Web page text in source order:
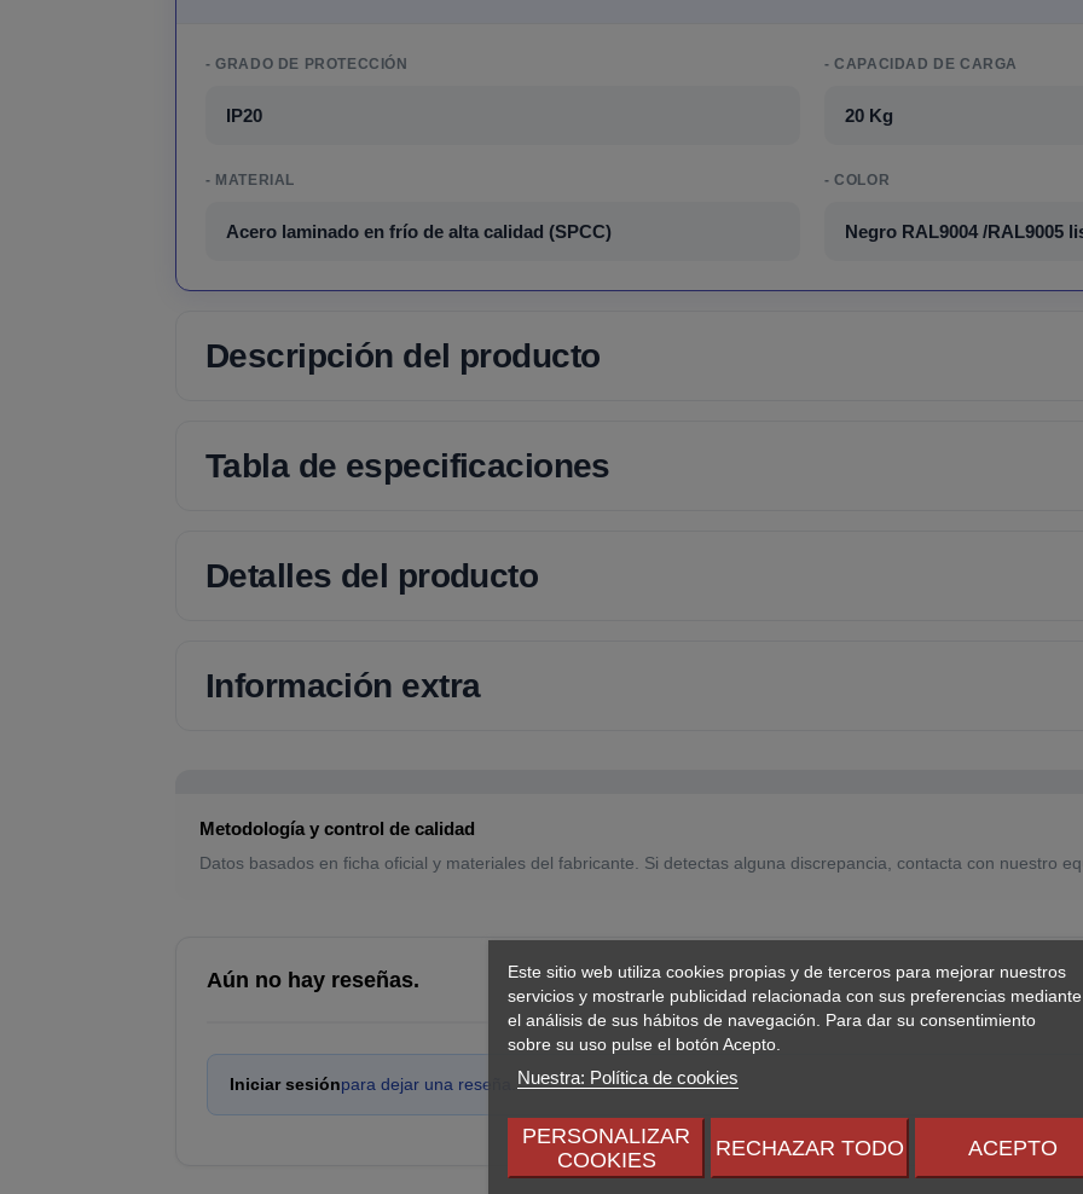
Este sitio web utiliza cookies propias y de terceros para mejorar nuestros
servicios y mostrarle publicidad relacionada con sus preferencias mediante
el análisis de sus hábitos de navegación. Para dar su consentimiento
sobre su uso pulse el botón Acepto.
Nuestra: Política de cookies
PERSONALIZAR
COOKIES
RECHAZAR TODO ACEPTO
- GRADO DE PROTECCIÓN
IP20
- CAPACIDAD DE CARGA
20 Kg
- MATERIAL
Acero laminado en frío de alta calidad (SPCC)
- COLOR
Negro RAL9004 /RAL9005
Descripción del producto
Tabla de especificaciones
Detalles del producto
Información extra
Metodología y control de calidad
Datos basados en ficha oficial y materiales del fabricante. Si detectas alguna discrepancia, contacta con nuestro
Aún no hay reseñas.
Iniciar sesiónpara dejar una reseña.